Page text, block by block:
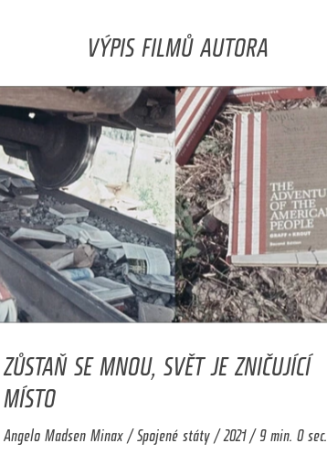
VÝPIS FILMŮ AUTORA
ZŮSTAŇ SE MNOU, SVĚT JE ZNIČUJÍCÍ
MÍSTO
Angelo Madsen Minax / Spojené státy / 2021 / 9 min. 0 sec.